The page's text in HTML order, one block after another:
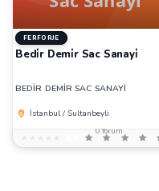
FERFORJE
Bedi̇r Demi̇r Sac Sanayi̇
BEDİR DEMİR SAC SANAYİ
İstanbul / Sultanbeyli
★★★★★
★★★★★
0 Yorum